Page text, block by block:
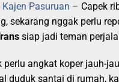
Kajen Pasuruan – Capek
sekarang nggak perlu
siap jadi teman
perlu angkat koper jauh-
duduk santai di rumah,